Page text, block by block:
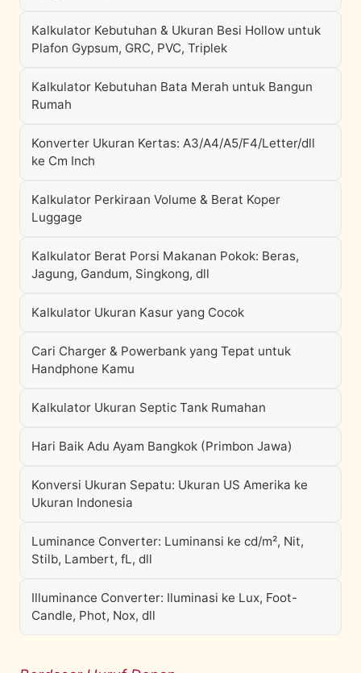
Kalkulator Kebutuhan & Ukuran Besi Hollow untuk
Plafon Gypsum, GRC, PVC, Triplek
Kalkulator Kebutuhan Bata Merah untuk Bangun
Rumah
Konverter Ukuran Kertas: A3/A4/A5/F4/Letter/dll
ke Cm Inch
Kalkulator Perkiraan Volume & Berat Koper
Luggage
Kalkulator Berat Porsi Makanan Pokok: Beras,
Jagung, Gandum, Singkong, dll
Kalkulator Ukuran Kasur yang Cocok
Cari Charger & Powerbank yang Tepat untuk
Handphone Kamu
Kalkulator Ukuran Septic Tank Rumahan
Hari Baik Adu Ayam Bangkok (Primbon Jawa)
Konversi Ukuran Sepatu: Ukuran US Amerika ke
Ukuran Indonesia
Luminance Converter: Luminansi ke cd/m², Nit,
Stilb, Lambert, fL, dll
Illuminance Converter: Iluminasi ke Lux, Foot-
Candle, Phot, Nox, dll